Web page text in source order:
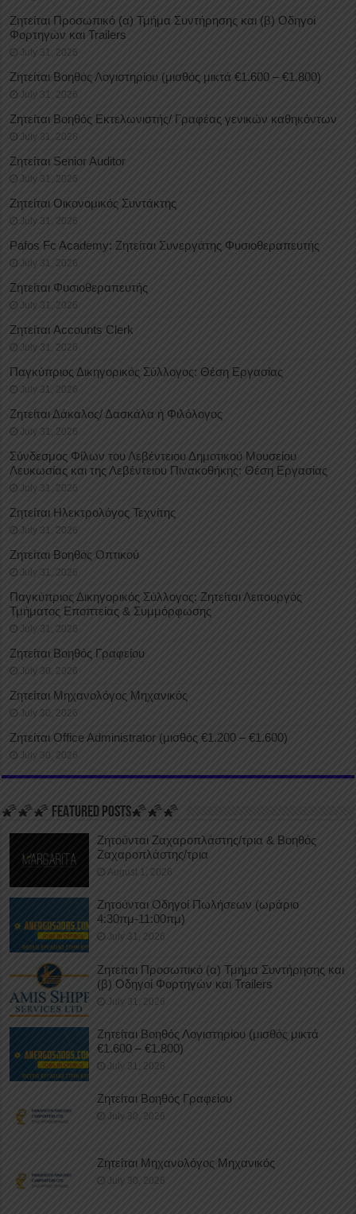
Ζητείται Προσωπικό (α) Τμήμα Συντήρησης και (β) Οδηγοί
Φορτηγών και Trailers
July 31, 2026
Ζητείται Βοηθός Λογιστηρίου (μισθός μικτά €1.600 – €1.800)
July 31, 2026
Ζητείται Βοηθός Εκτελωνιστής/ Γραφέας γενικών καθηκόντων
July 31, 2026
Ζητείται Senior Auditor
July 31, 2026
Ζητείται Οικονομικός Συντάκτης
July 31, 2026
Pafos Fc Academy: Ζητείται Συνεργάτης Φυσιοθεραπευτής
July 31, 2026
Ζητείται Φυσιοθεραπευτής
July 31, 2026
Ζητείται Accounts Clerk
July 31, 2026
Παγκύπριος Δικηγορικός Σύλλογος: Θέση Εργασίας
July 31, 2026
Ζητείται Δάκαλος/ Δασκάλα ή Φιλόλογος
July 31, 2026
Σύνδεσμος Φίλων του Λεβέντειου Δημοτικού Μουσείου
Λευκωσίας και της Λεβέντειου Πινακοθήκης: Θέση Εργασίας
July 31, 2026
Ζητείται Ηλεκτρολόγος Τεχνίτης
July 31, 2026
Ζητείται Βοηθός Οπτικού
July 31, 2026
Παγκύπριος Δικηγορικός Σύλλογος: Ζητείται Λειτουργός
Τμήματος Εποπτείας & Συμμόρφωσης
July 31, 2026
Ζητείται Βοηθός Γραφείου
July 30, 2026
Ζητείται Μηχανολόγος Μηχανικός
July 30, 2026
Ζητείται Office Administrator (μισθός €1.200 – €1.600)
July 30, 2026
🌠🌠🌠 FEATURED POSTS🌠🌠🌠
Ζητούνται Ζαχαροπλάστης/τρια & Βοηθός
Ζαχαροπλάστης/τρια
August 1, 2026
Ζητούνται Οδηγοί Πωλήσεων (ωράριο
4:30πμ-11:00πμ)
July 31, 2026
Ζητείται Προσωπικό (α) Τμήμα Συντήρησης και
(β) Οδηγοί Φορτηγών και Trailers
July 31, 2026
Ζητείται Βοηθός Λογιστηρίου (μισθός μικτά
€1.600 – €1.800)
July 31, 2026
Ζητείται Βοηθός Γραφείου
July 30, 2026
Ζητείται Μηχανολόγος Μηχανικός
July 30, 2026